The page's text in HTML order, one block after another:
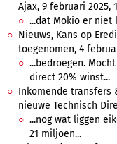
Ajax, 9 februari 2025,
...dat Mokio er niet
Nieuws, Kans op
toegenomen, 4
...bedroegen.
direct 20% winst...
Inkomende transfers
nieuwe Technisch
...nog wat liggen
21 miljoen...